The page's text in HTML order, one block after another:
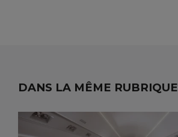
DANS LA MÊME RUBRIQUE